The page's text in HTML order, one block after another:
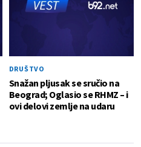
DRUŠTVO
Snažan pljusak se sručio na
Beograd; Oglasio se RHMZ – i
ovi delovi zemlje na udaru